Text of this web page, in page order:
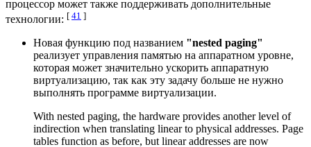
процессор может также поддерживать дополнительные
технологии: [ 41 ]
Новая функцию под названием "nested paging"
реализует управления памятью на аппаратном уровне,
которая может значительно ускорить аппаратную
виртуализацию, так как эту задачу больше не нужно
выполнять программе виртуализации.
With nested paging, the hardware provides another level of
indirection when translating linear to physical addresses. Page
tables function as before, but linear addresses are now